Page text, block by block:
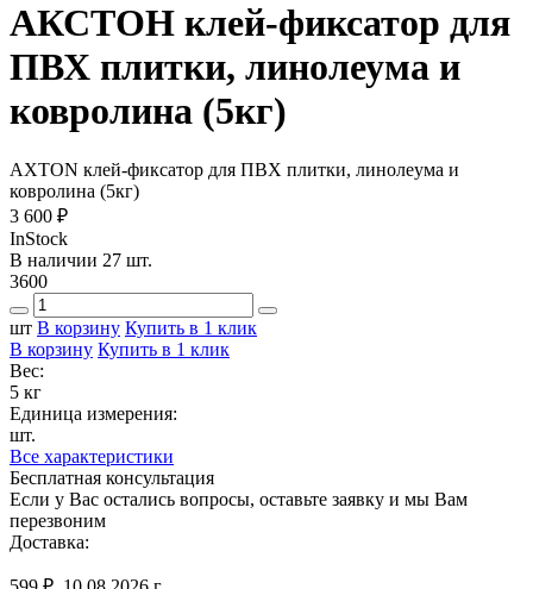
АКСТОН клей-фиксатор для
ПВХ плитки, линолеума и
ковролина (5кг)
AXTON клей-фиксатор для ПВХ плитки, линолеума и
ковролина (5кг)
3 600 ₽
InStock
В наличии 27 шт.
3600
шт В корзину Купить в 1 клик
В корзину Купить в 1 клик
Вес:
5 кг
Единица измерения:
шт.
Все характеристики
Бесплатная консультация
Если у Вас остались вопросы, оставьте заявку и мы Вам
перезвоним
Доставка: